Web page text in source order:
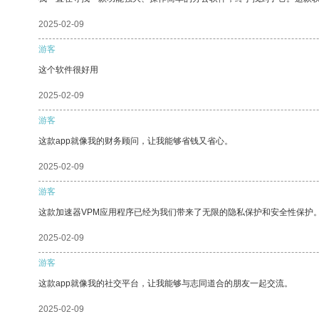
2025-02-09
游客
这个软件很好用
2025-02-09
游客
这款app就像我的财务顾问，让我能够省钱又省心。
2025-02-09
游客
这款加速器VPM应用程序已经为我们带来了无限的隐私保护和安全性保护
2025-02-09
游客
这款app就像我的社交平台，让我能够与志同道合的朋友一起交流。
2025-02-09